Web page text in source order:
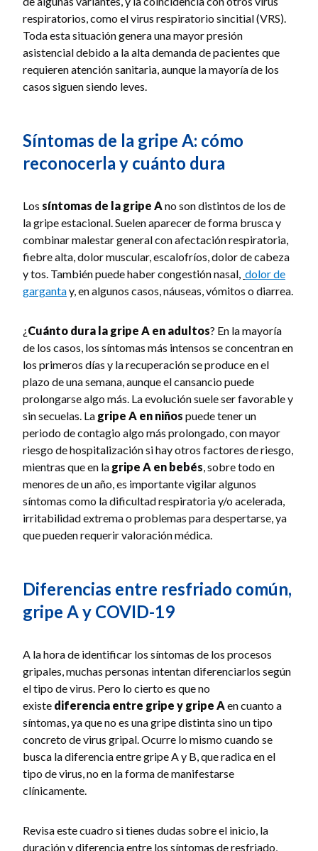
respiratorios, como el virus respiratorio sincitial (VRS).
Toda esta situación genera una mayor presión
asistencial debido a la alta demanda de pacientes que
requieren atención sanitaria, aunque la mayoría de los
casos siguen siendo leves.
Síntomas de la gripe A: cómo
reconocerla y cuánto dura
Los síntomas de la gripe Ano son distintos de los de
la gripe estacional. Suelen aparecer de forma brusca y
combinar malestar general con afectación respiratoria,
fiebre alta, dolor muscular, escalofríos, dolor de cabeza
y tos. También puede haber congestión nasal, dolor de
gargantay, en algunos casos, náuseas, vómitos o diarrea.
¿Cuánto dura la gripe A en adultos? En la mayoría
de los casos, los síntomas más intensos se concentran en
los primeros días y la recuperación se produce en el
plazo de una semana, aunque el cansancio puede
prolongarse algo más. La evolución suele ser favorable y
sin secuelas. La gripe A en niños puede tener un
periodo de contagio algo más prolongado, con mayor
riesgo de hospitalización si hay otros factores de riesgo,
mientras que en la gripe A en bebés, sobre todo en
menores de un año, es importante vigilar algunos
síntomas como la dificultad respiratoria y/o acelerada,
irritabilidad extrema o problemas para despertarse, ya
que pueden requerir valoración médica.
Diferencias entre resfriado común,
gripe A y COVID-19
A la hora de identificar los síntomas de los procesos
gripales, muchas personas intentan diferenciarlos según
el tipo de virus. Pero lo cierto es que no
existe diferencia entre gripe y gripe Aen cuanto a
síntomas, ya que no es una gripe distinta sino un tipo
concreto de virus gripal. Ocurre lo mismo cuando se
busca la diferencia entre gripe A y B, que radica en el
tipo de virus, no en la forma de manifestarse
clínicamente.
Revisa este cuadro si tienes dudas sobre el inicio, la
duración y diferencia entre los síntomas de resfriado,